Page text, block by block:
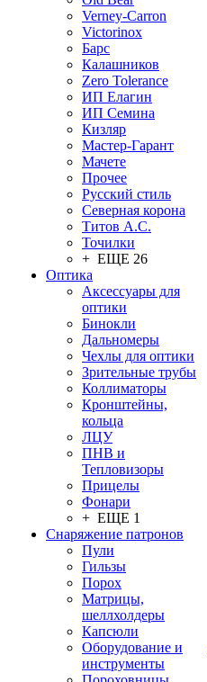
Verney-Carron
Victorinox
Барс
Калашников
Zero Tolerance
ИП Елагин
ИП Семина
Кизляр
Мастер-Гарант
Мачете
Прочее
Русский стиль
Северная корона
Титов А.С.
Точилки
+ ЕЩЕ 26
Оптика
Аксессуары для
оптики
Бинокли
Дальномеры
Чехлы для оптики
Зрительные трубы
Коллиматоры
Кронштейны,
кольца
ЛЦУ
ПНВ и
Тепловизоры
Прицелы
Фонари
+ ЕЩЕ 1
Снаряжение патронов
Пули
Гильзы
Порох
Матрицы,
шеллхолдеры
Капсюли
Оборудование и
инструменты